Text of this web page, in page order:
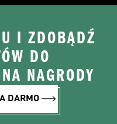
I ZDOBĄDŹ
DO
NAGRODY
DARMO